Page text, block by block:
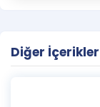
Diğer İçerikler